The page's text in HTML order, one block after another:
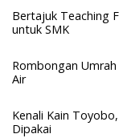
Bertajuk Teaching
untuk SMK
Rombongan
Air
Kenali Kain
Dipakai